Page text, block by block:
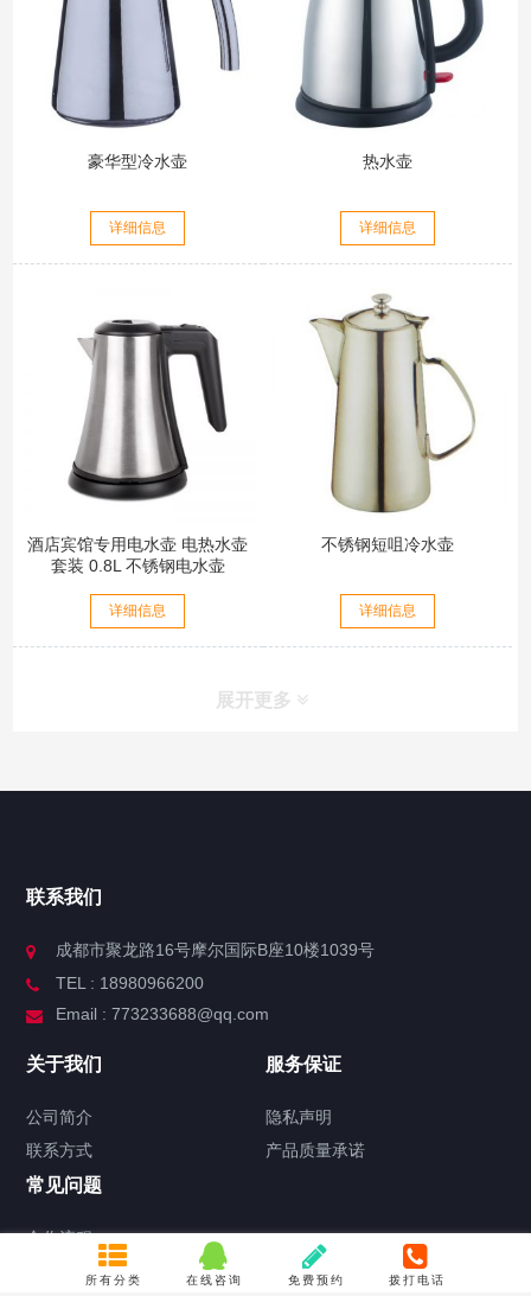
豪华型冷水壶
详细信息
热水壶
详细信息
酒店宾馆专用电水壶 电热水壶
套装 0.8L 不锈钢电水壶
详细信息
不锈钢短咀冷水壶
详细信息
展开更多
联系我们
成都市聚龙路16号摩尔国际B座10楼1039号
TEL : 18980966200
Email : 773233688@qq.com
关于我们
公司简介
联系方式
服务保证
隐私声明
产品质量承诺
常见问题
合作流程
关于产品定制
所有分类 在线咨询 免费预约 拨打电话